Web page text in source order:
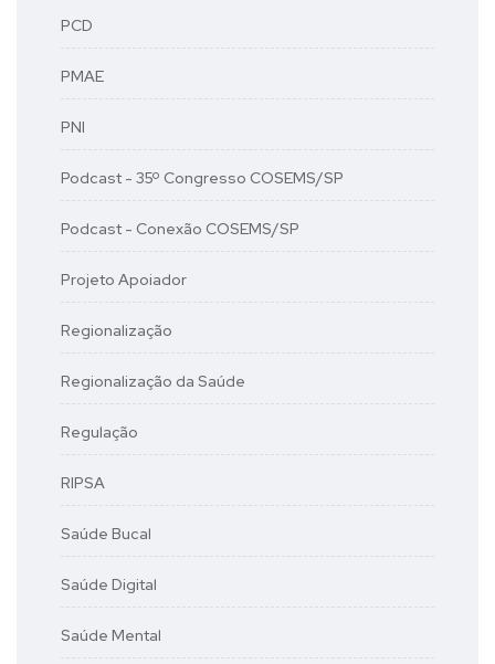
PCD
PMAE
PNI
Podcast - 35º Congresso COSEMS/SP
Podcast - Conexão COSEMS/SP
Projeto Apoiador
Regionalização
Regionalização da Saúde
Regulação
RIPSA
Saúde Bucal
Saúde Digital
Saúde Mental